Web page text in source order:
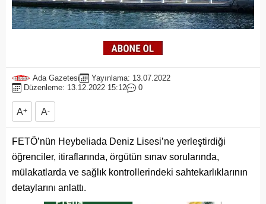
Ada Gazetesi
Yayınlama: 13.07.2022
Düzenleme: 13.12.2022 15:12
0
A+ A-
FETÖ’nün Heybeliada Deniz Lisesi’ne yerleştirdiği
öğrenciler, itiraflarında, örgütün sınav sorularında,
mülakatlarda ve sağlık kontrollerindeki sahtekarlıklarının
detaylarını anlattı.